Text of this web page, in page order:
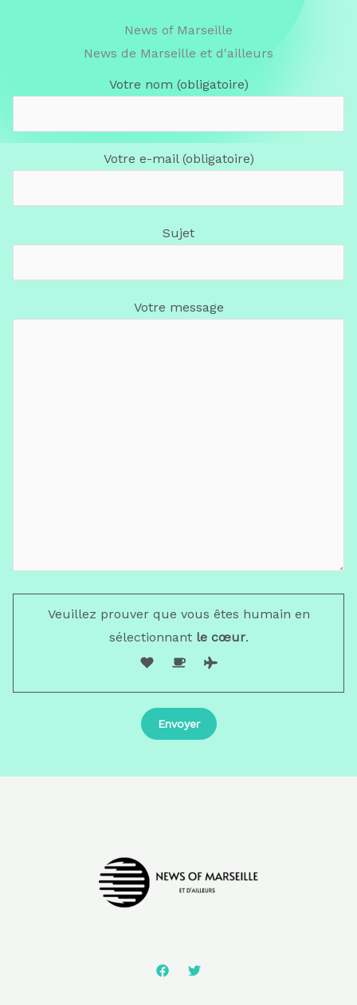
News of Marseille
News de Marseille et d'ailleurs
Votre nom (obligatoire)
Votre e-mail (obligatoire)
Sujet
Votre message
Veuillez prouver que vous êtes humain en
sélectionnantle cœur.